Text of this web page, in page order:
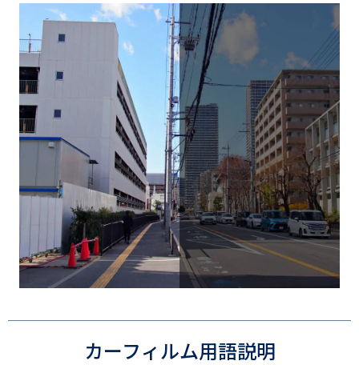
カーフィルム用語説明